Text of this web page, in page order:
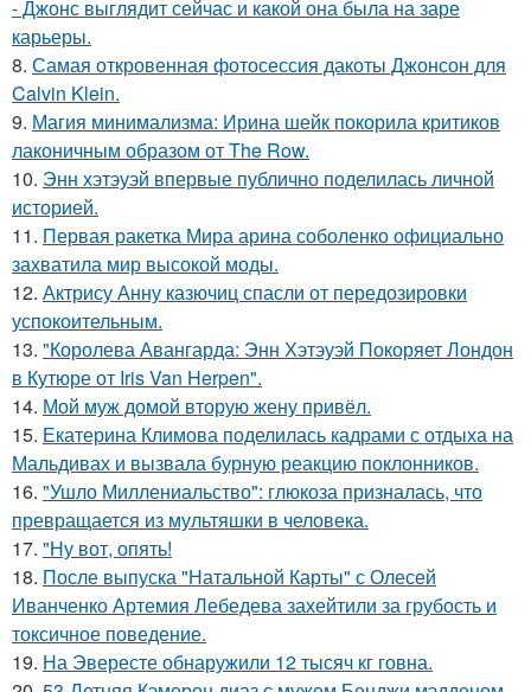
- Джонс выглядит сейчас и какой она была на заре
карьеры.
8. Самая откровенная фотосессия дакоты Джонсон для
Calvin Klein.
9. Магия минимализма: Ирина шейк покорила критиков
лаконичным образом от The Row.
10. Энн хэтэуэй впервые публично поделилась личной
историей.
11. Первая ракетка Мира арина соболенко официально
захватила мир высокой моды.
12. Актрису Анну казючиц спасли от передозировки
успокоительным.
13. "Королева Авангарда: Энн Хэтэуэй Покоряет Лондон
в Кутюре от Iris Van Herpen".
14. Мой муж домой вторую жену привёл.
15. Екатерина Климова поделилась кадрами с отдыха на
Мальдивах и вызвала бурную реакцию поклонников.
16. "Ушло Миллениальство": глюкоза призналась, что
превращается из мультяшки в человека.
17. "Ну вот, опять!
18. После выпуска "Натальной Карты" с Олесей
Иванченко Артемия Лебедева захейтили за грубость и
токсичное поведение.
19. На Эвересте обнаружили 12 тысяч кг говна.